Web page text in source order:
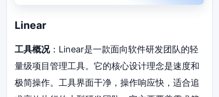
Linear
工具概况：Linear是一款面向软件研发团队的轻
量级项目管理工具。它的核心设计理念是速度和
极简操作。工具界面干净，操作响应快，适合追